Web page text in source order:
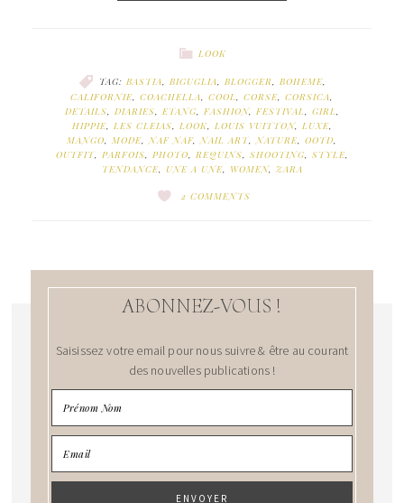
LOOK
TAG: BASTIA BIGUGLIA BLOGGER BOHEME,
CALIFORNIE COACHELLA COOL CORSE CORSICA
DETAILS
DIARIES ETANG, FASHION, FESTIVAL GIRL
HIPPIE, LES CLEIAS LOOK LOUIS VUITTON, LUXE,
MANGO
MODE NAF NAF, NAIL ART NATURE OOTD
OUTFIT, PARFOIS PHOTO REQUINS SHOOTING, STYLE,
TENDANCE, UNE A UNE, WOMEN, ZARA
2 COMMENTS
ABONNEZ-VOUS !
Saisissez votre email pour nous suivre & être au courant
des nouvelles publications !